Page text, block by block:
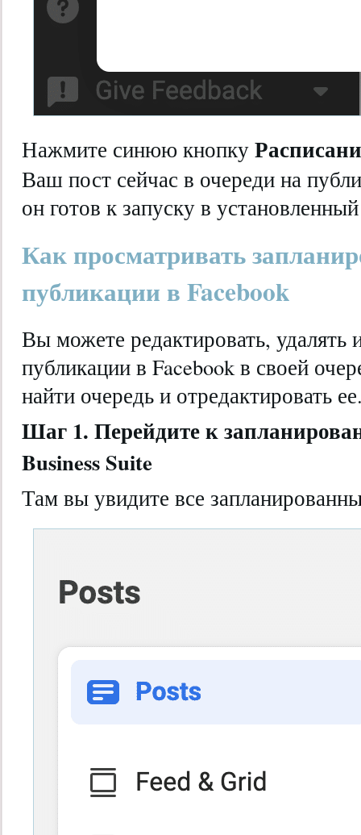
Нажмите синюю кнопку
Ваш пост сейчас в очереди на
он готов к запуску в
Как просматривать
публикации в Facebook
Вы можете редактировать, удалять
публикации в Facebook в своей
найти очередь и отредактировать
Шаг 1. Перейдите к
Business Suite
Там вы увидите все